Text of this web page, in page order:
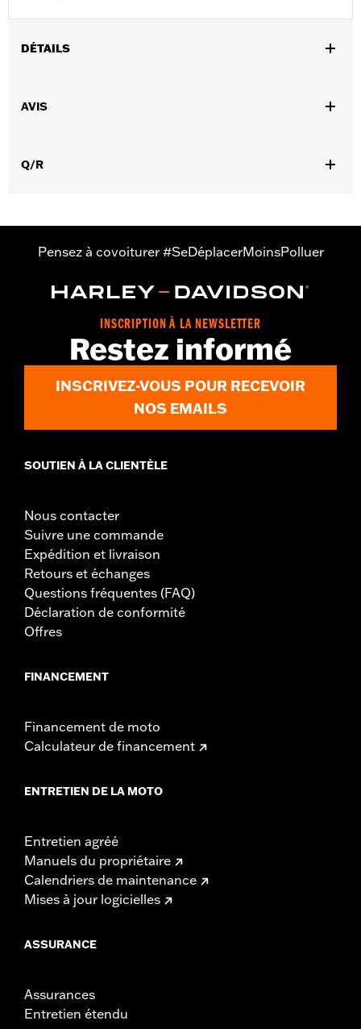
DÉTAILS
Instructions d’installation
clé lumineuse et 2 clés à lame
mortelles.
NOTES:
Le service d'enregistrement et de remplacement "KEY
SAFE" est fourni par le fabricant de la serrure. Les
AVIS
Q/R
Pensez à covoiturer #SeDéplacerMoinsPolluer
INSCRIPTION À LA NEWSLETTER
Restez informé
INSCRIVEZ-VOUS POUR RECEVOIR
NOS EMAILS
SOUTIEN À LA CLIENTÈLE
Nous contacter
Suivre une commande
Expédition et livraison
Retours et échanges
Questions fréquentes (FAQ)
Déclaration de conformité
Offres
FINANCEMENT
Financement de moto
Calculateur de financement
ENTRETIEN DE LA MOTO
Entretien agréé
Manuels du propriétaire
Calendriers de maintenance
Mises à jour logicielles
ASSURANCE
Assurances
Entretien étendu